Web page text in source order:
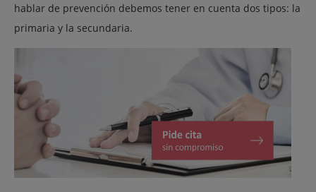
hablar de prevención debemos tener en cuenta dos tipos: la
primaria y la secundaria.